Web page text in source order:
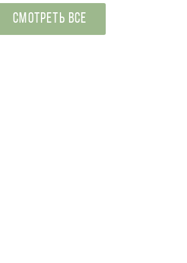
СМОТРЕТЬ ВСЕ